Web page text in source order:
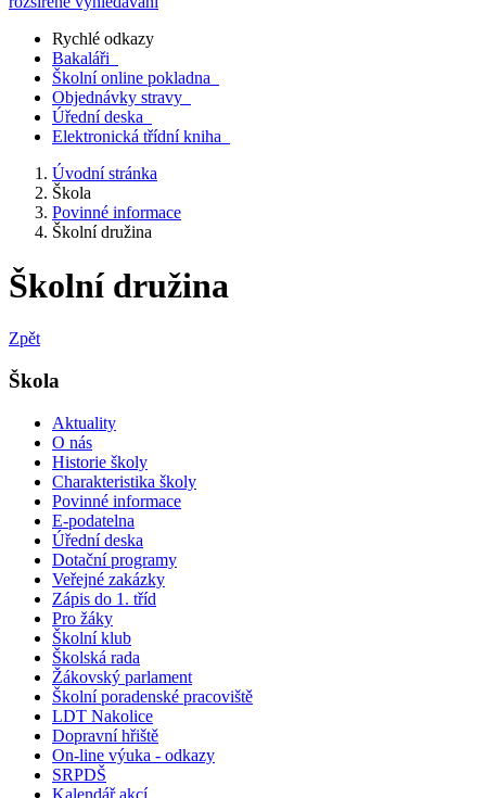
Rychlé odkazy
Bakaláři
Školní online pokladna
Objednávky stravy
Úřední deska
Elektronická třídní kniha
Úvodní stránka
Škola
Povinné informace
Školní družina
Školní družina
Zpět
Škola
Aktuality
O nás
Historie školy
Charakteristika školy
Povinné informace
E-podatelna
Úřední deska
Dotační programy
Veřejné zakázky
Zápis do 1. tříd
Pro žáky
Školní klub
Školská rada
Žákovský parlament
Školní poradenské pracoviště
LDT Nakolice
Dopravní hřiště
On-line výuka - odkazy
SRPDŠ
Kalendář akcí